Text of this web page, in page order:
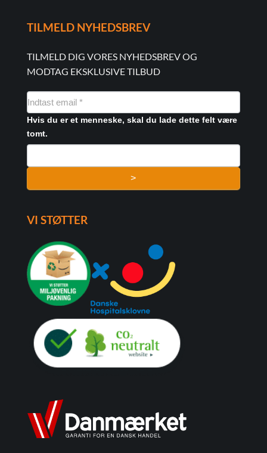
TILMELD NYHEDSBREV
TILMELD DIG VORES NYHEDSBREV OG
MODTAG EKSKLUSIVE TILBUD
NYHEDSMAIL
FORMULAR
Hvis du er et menneske, skal du lade dette felt være
tomt.
>
VI STØTTER